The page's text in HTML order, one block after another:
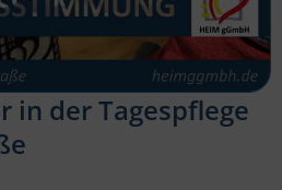
in der Tagespflege